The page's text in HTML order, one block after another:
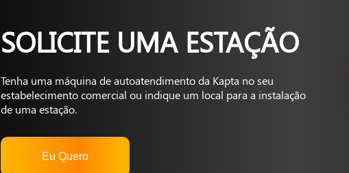
SOLICITE UMA ESTAÇÃO
Tenha uma máquina de autoatendimento da Kapta no seu
estabelecimento comercial ou indique um local para a instalação
de uma estação.
Eu Quero